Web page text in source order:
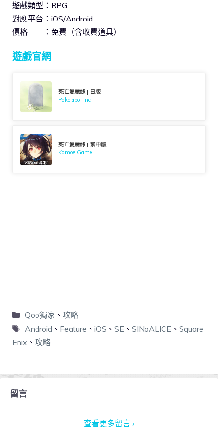
遊戲類型：RPG
對應平台：iOS/Android
價格 ：免費（含收費道具）
遊戲官網
死亡愛麗絲 | 日版
Pokelabo, Inc.
死亡愛麗絲 | 繁中版
Komoe Game
Qoo獨家 、 攻略
Android 、 Feature 、 iOS 、 SE 、 SINoALICE 、 Square
Enix 、 攻略
留言
查看更多留言 ›